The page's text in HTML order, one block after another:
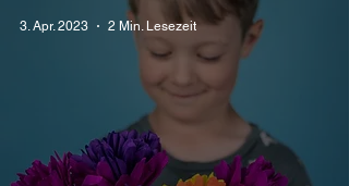
3. Apr. 2023 2 Min. Lesezeit